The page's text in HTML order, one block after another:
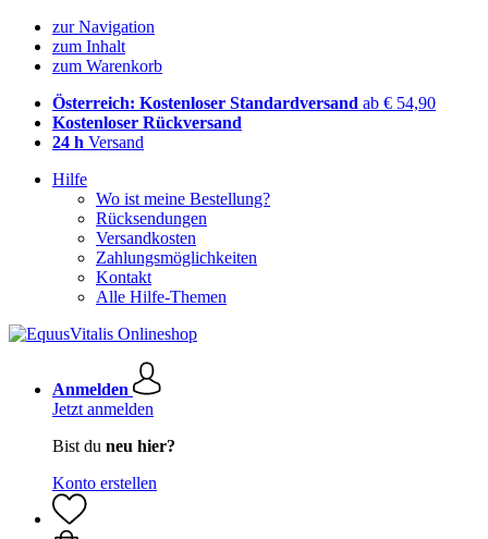
zur Navigation
zum Inhalt
zum Warenkorb
Österreich: Kostenloser Standardversand ab € 54,90
Kostenloser Rückversand
24 h Versand
Hilfe
Wo ist meine Bestellung?
Rücksendungen
Versandkosten
Zahlungsmöglichkeiten
Kontakt
Alle Hilfe-Themen
Anmelden
Jetzt anmelden
Bist du neu hier?
Konto erstellen